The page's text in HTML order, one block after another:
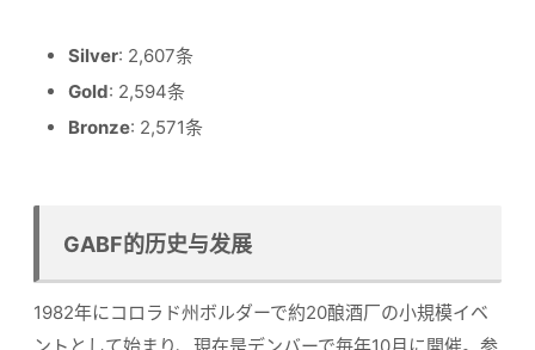
Silver: 2,607条
Gold: 2,594条
Bronze: 2,571条
GABF的历史与发展
1982年にコロラド州ボルダーで約20酿酒厂の小規模イベ
ントとして始まり、現在是デンバーで毎年10月に開催。参